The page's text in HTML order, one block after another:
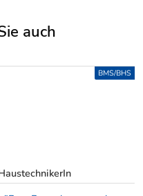
auch
BMS/BHS